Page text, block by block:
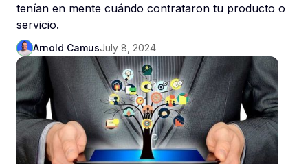
tenían en mente cuándo contrataron tu producto o
servicio.
Arnold CamusJuly 8, 2024